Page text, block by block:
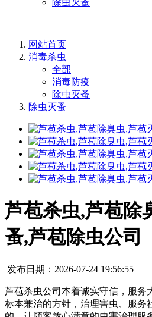
除虫灭蚤
网站首页
消毒杀虫
全部
消毒防疫
除虫灭蚤
除虫灭蚤
芦苞杀虫,芦苞除
蚤,芦苞除虫公司
发布日期：2026-07-24 19:56:55
芦苞杀虫公司本着诚实守信，服务
标本兼治的方针，治理害虫、服务